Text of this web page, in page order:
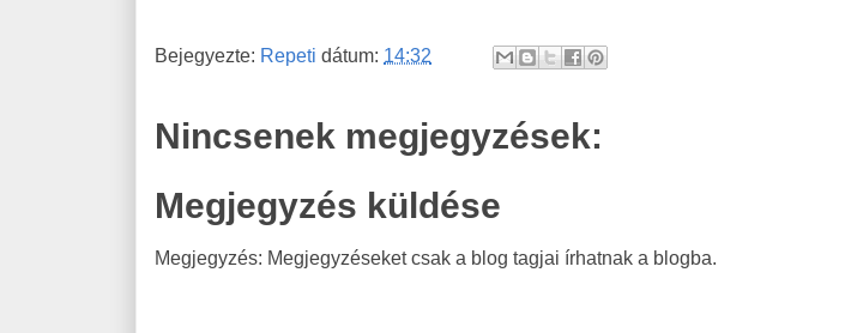
Bejegyezte: Repeti dátum: 14:32
Nincsenek megjegyzések:
Megjegyzés küldése
Megjegyzés: Megjegyzéseket csak a blog tagjai írhatnak a blogba.